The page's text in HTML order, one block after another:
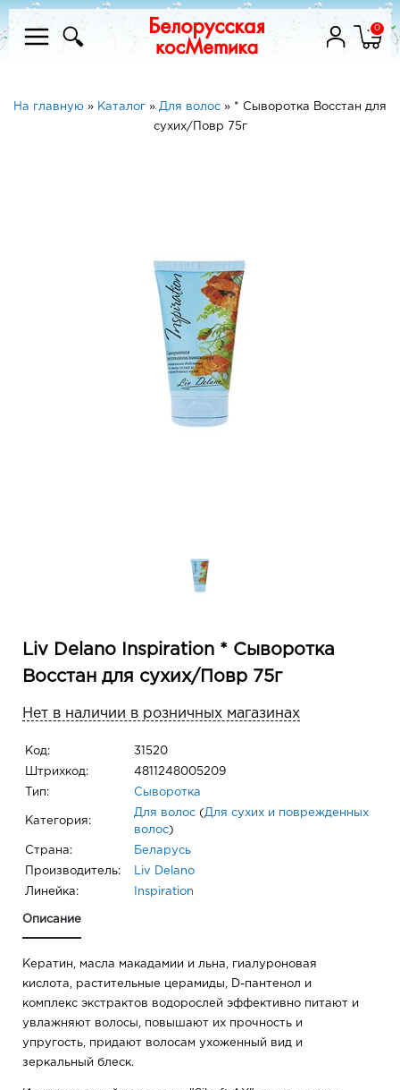
0
На главную » Каталог » Для волос » * Сыворотка Восстан для
сухих/Повр 75г
Liv Delano Inspiration * Сыворотка
Восстан для сухих/Повр 75г
Нет в наличии в розничных магазинах
Код: 31520
Штрихкод: 4811248005209
Тип: Сыворотка
Категория:
Для волос ( Для сухих и поврежденных
волос)
Страна: Беларусь
Производитель: Liv Delano
Линейка: Inspiration
Описание
Кератин, масла макадамии и льна, гиалуроновая
кислота, растительные церамиды, D-пантенол и
комплекс экстрактов водорослей эффективно питают и
увлажняют волосы, повышают их прочность и
упругость, придают волосам ухоженный вид и
зеркальный блеск.